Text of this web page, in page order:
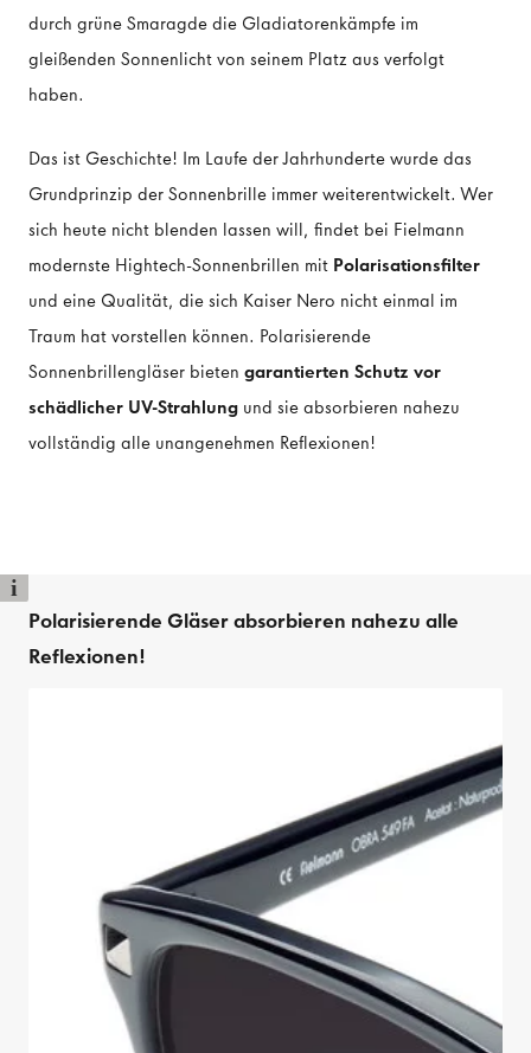
durch grüne Smaragde die Gladiatorenkämpfe im
gleißenden Sonnenlicht von seinem Platz aus verfolgt
haben.
Das ist Geschichte! Im Laufe der Jahrhunderte wurde das
Grundprinzip der Sonnenbrille immer weiterentwickelt. Wer
sich heute nicht blenden lassen will, findet bei Fielmann
modernste Hightech-Sonnenbrillen mit Polarisationsfilter
und eine Qualität, die sich Kaiser Nero nicht einmal im
Traum hat vorstellen können. Polarisierende
Sonnenbrillengläser bieten garantierten Schutz vor
schädlicher UV-Strahlung und sie absorbieren nahezu
vollständig alle unangenehmen Reflexionen!
i
Polarisierende Gläser absorbieren nahezu alle
Reflexionen!